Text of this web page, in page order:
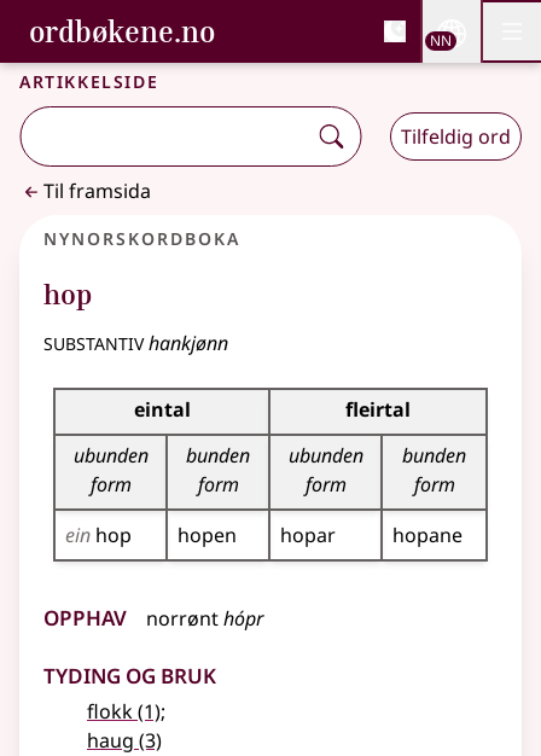
Gå til hovudinnhald
Tilgjenge
ordbøkene.no, Bokmålsordboka og
Bokmålsordboka og Nynorskordboka
NN
Artikkelside
Tilfeldig ord
Til framsida
Nynorskordboka
hop
substantivhankjønn
Bøyningstabell for dette substantivet
eintal
fleirtal
ubunden
form
bunden
form
ubunden
form
bunden
form
ein hop hopen hopar hopane
Opphav norrønthópr
Tyding og bruk
flokk(1);
haug (3)